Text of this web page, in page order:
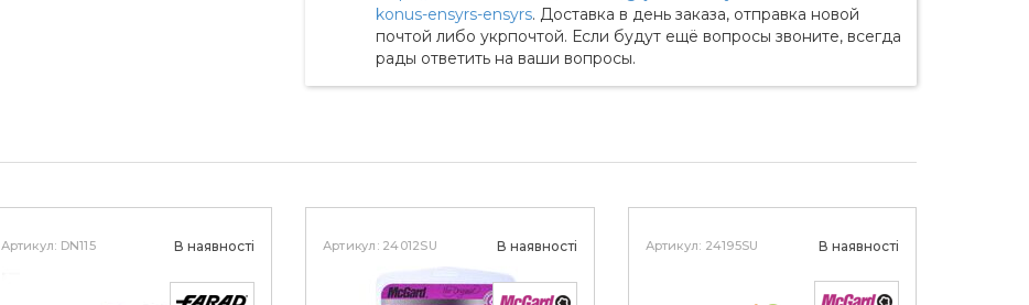
konus-ensyrs-ensyrs. Доставка в день заказа, отправка новой
почтой либо укрпочтой. Если будут ещё вопросы звоните, всегда
рады ответить на ваши вопросы.
Артикул: DN115 В наявності Артикул: 24012SU В наявності Артикул: 24195SU В наявності